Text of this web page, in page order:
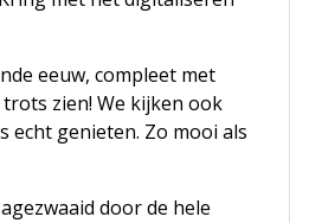
eeuw, compleet met
zien! We kijken ook
echt genieten. Zo mooi als
door de hele